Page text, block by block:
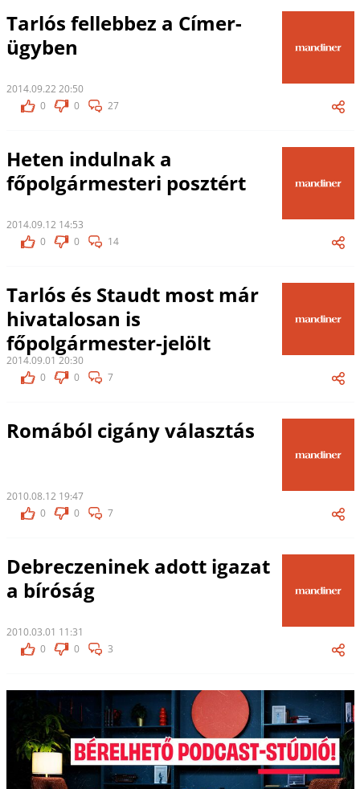
Tarlós fellebbez a Címer-
ügyben
2014.09.22 20:50
0
0 27
Heten indulnak a
főpolgármesteri posztért
2014.09.12 14:53
0
0 14
Tarlós és Staudt most már
hivatalosan is
főpolgármester-jelölt
2014.09.01 20:30
0
0 7
Romából cigány választás
2010.08.12 19:47
0
0 7
Debreczeninek adott igazat
a bíróság
2010.03.01 11:31
0
0 3